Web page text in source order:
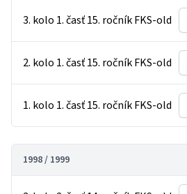
3. kolo 1. časť 15. ročník FKS-old
2. kolo 1. časť 15. ročník FKS-old
1. kolo 1. časť 15. ročník FKS-old
1998 / 1999